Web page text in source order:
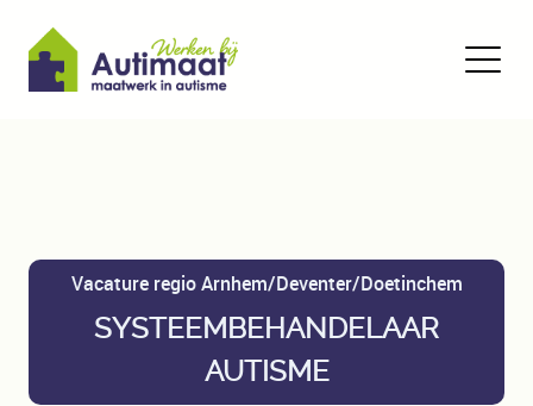
Vacature regio Arnhem/Deventer/Doetinchem
SYSTEEMBEHANDELAAR
AUTISME